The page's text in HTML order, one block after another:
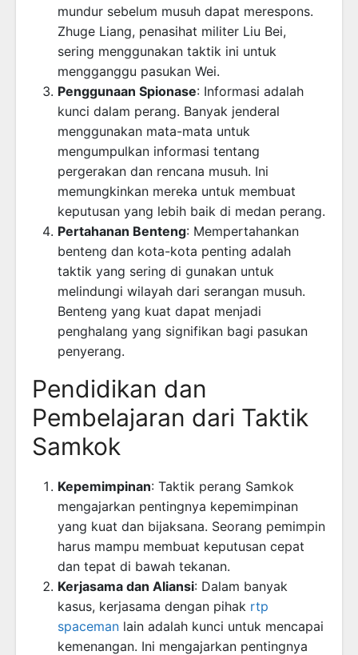
mundur sebelum musuh dapat merespons.
Zhuge Liang, penasihat militer Liu Bei,
sering menggunakan taktik ini untuk
mengganggu pasukan Wei.
Penggunaan Spionase: Informasi adalah
kunci dalam perang. Banyak jenderal
menggunakan mata-mata untuk
mengumpulkan informasi tentang
pergerakan dan rencana musuh. Ini
memungkinkan mereka untuk membuat
keputusan yang lebih baik di medan perang.
Pertahanan Benteng: Mempertahankan
benteng dan kota-kota penting adalah
taktik yang sering di gunakan untuk
melindungi wilayah dari serangan musuh.
Benteng yang kuat dapat menjadi
penghalang yang signifikan bagi pasukan
penyerang.
Pendidikan dan
Pembelajaran dari Taktik
Samkok
Kepemimpinan: Taktik perang Samkok
mengajarkan pentingnya kepemimpinan
yang kuat dan bijaksana. Seorang pemimpin
harus mampu membuat keputusan cepat
dan tepat di bawah tekanan.
Kerjasama dan Aliansi: Dalam banyak
kasus, kerjasama dengan pihak rtp
spaceman lain adalah kunci untuk mencapai
kemenangan. Ini mengajarkan pentingnya